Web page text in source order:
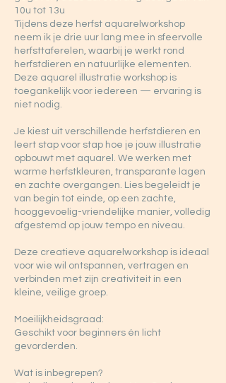
10u tot 13u
Tijdens deze herfst aquarelworkshop
neem ik je drie uur lang mee in sfeervolle
herfsttaferelen, waarbij je werkt rond
herfstdieren en natuurlijke elementen.
Deze aquarel illustratie workshop is
toegankelijk voor iedereen — ervaring is
niet nodig.
Je kiest uit verschillende herfstdieren en
leert stap voor stap hoe je jouw illustratie
opbouwt met aquarel. We werken met
warme herfstkleuren, transparante lagen
en zachte overgangen. Lies begeleidt je
van begin tot einde, op een zachte,
hooggevoelig-vriendelijke manier, volledig
afgestemd op jouw tempo en niveau.
Deze creatieve aquarelworkshop is ideaal
voor wie wil ontspannen, vertragen en
verbinden met zijn creativiteit in een
kleine, veilige groep.
Moeilijkheidsgraad:
Geschikt voor beginners én licht
gevorderden.
Wat is inbegrepen?